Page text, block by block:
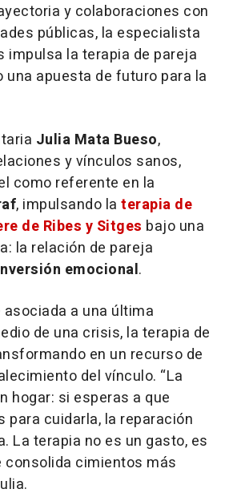
y colaboraciones con
públicas, la especialista
impulsa la terapia de pareja
una apuesta de futuro para la
Julia Mata Bueso,
y vínculos sanos,
como referente en la
, impulsando la terapia de
de Ribes y Sitges bajo una
la relación de pareja
emocional.
a una última
de una crisis, la terapia de
en un recurso de
del vínculo. “La
hogar: si esperas a que
para cuidarla, la reparación
La terapia no es un gasto, es
consolida cimientos más